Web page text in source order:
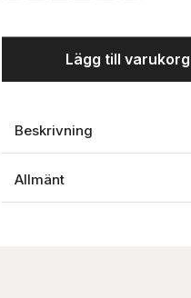
Lägg till
Beskrivning
Allmänt